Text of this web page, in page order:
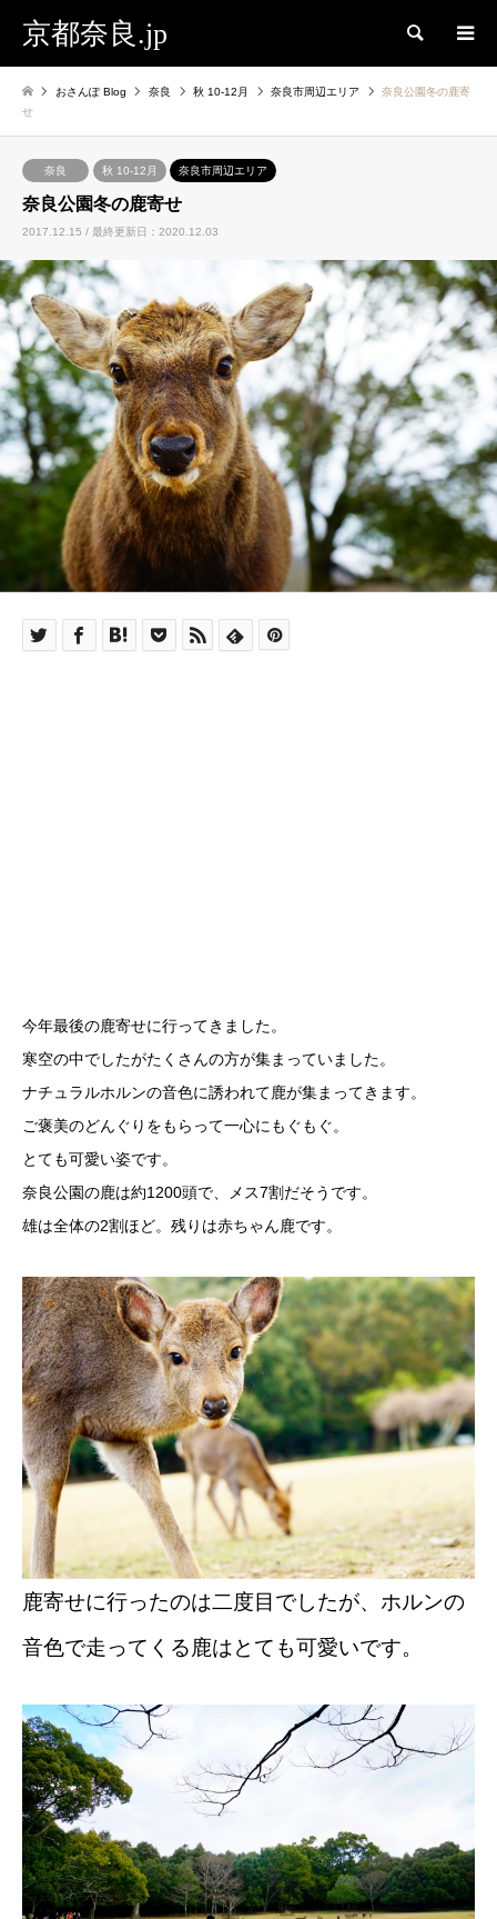
京都奈良.jp 検索
おさんぽ Blog 奈良 秋 10-12月 奈良市周辺エリア
奈良公園冬の鹿寄
せ
奈良 秋 10-12月 奈良市周辺エリア
奈良公園冬の鹿寄せ
2017.12.15 / 最終更新日：2020.12.03
今年最後の鹿寄せに行ってきました。
寒空の中でしたがたくさんの方が集まっていました。
ナチュラルホルンの音色に誘われて鹿が集まってきます。
ご褒美のどんぐりをもらって一心にもぐもぐ。
とても可愛い姿です。
奈良公園の鹿は約1200頭で、メス7割だそうです。
雄は全体の2割ほど。残りは赤ちゃん鹿です。
鹿寄せに行ったのは二度目でしたが、ホルンの
音色で走ってくる鹿はとても可愛いです。